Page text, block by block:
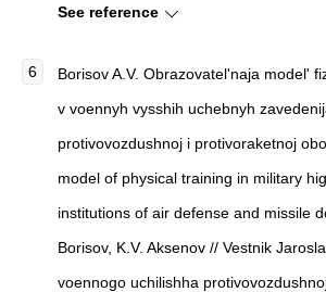
See reference
Borisov A.V. Obrazovatel'naja model'
v voennyh vysshih uchebnyh
protivovozdushnoj i protivoraketnoj
model of physical training in military
institutions of air defense and missile
Borisov, K.V. Aksenov // Vestnik
voennogo uchilishha